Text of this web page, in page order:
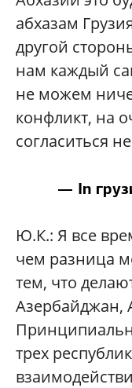
абхазам
другой
нам каждый
не можем
конфликт, на
согласиться
— In
Ю.К.: Я все
чем разница
тем, что
Азербайджан,
трех